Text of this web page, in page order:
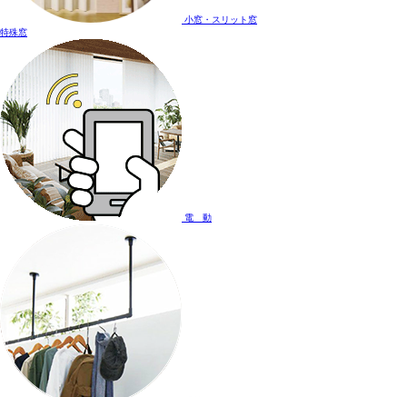
小窓・スリット窓
特殊窓
電 動